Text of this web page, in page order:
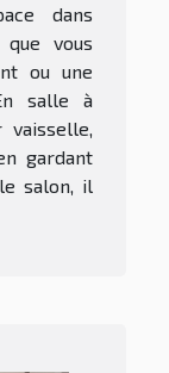
dans
vous
ou une
salle à
gardant
salon, il